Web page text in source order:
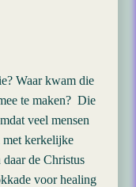
Waar kwam die
te maken? Die
veel mensen
met kerkelijke
daar de Christus
voor healing